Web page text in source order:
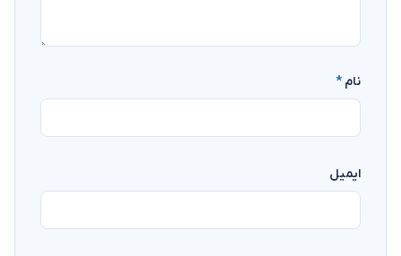
نام *
ایمیل